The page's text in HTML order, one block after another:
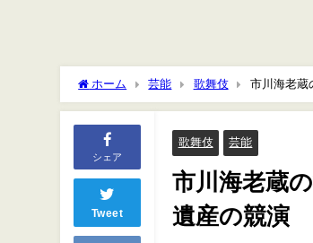
ホーム 芸能 歌舞伎 市川海老蔵
シェア
Tweet
歌舞伎 芸能
市川海老蔵
遺産の競演